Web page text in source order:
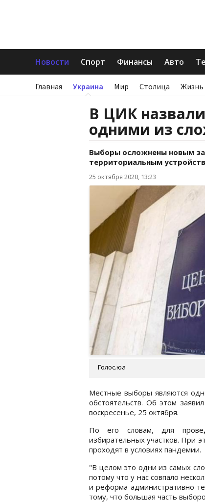
Новости Спорт Финансы Авто
Главная Украина Мир Столица Жизнь
В ЦИК
одними из
Выборы осложнены новым
территориальным
25 октября 2020, 13:23
Голос.юа
Местные выборы являются
обстоятельств. Об этом
воскресенье, 25 октября.
По его словам, для
избирательных участков. При
проходят в условиях пандемии.
"В целом это одни из самых
потому что у нас совпало
и реформа административно
тому, что большая часть